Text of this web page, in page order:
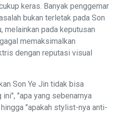
keras. Banyak penggemar
bukan terletak pada Son
melainkan pada keputusan
memaksimalkan
dengan reputasi visual
Son Ye Jin tidak bisa
"apa yang sebenarnya
"apakah stylist-nya anti-